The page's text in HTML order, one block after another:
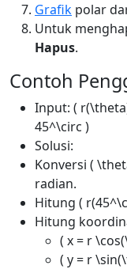
Grafik polar
Untuk
Hapus.
Contoh
Input: (
45^\circ )
Solusi:
Konversi (
radian.
Hitung (
Hitung
( x = r
( y = r